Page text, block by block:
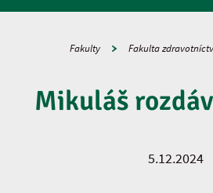
Fakulty Fakulta
Mikuláš
5.12.2024